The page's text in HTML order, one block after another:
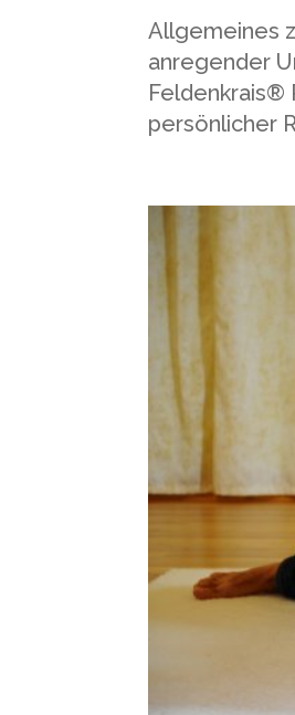
Allgemeines
anregender
Feldenkrais®
persönlicher